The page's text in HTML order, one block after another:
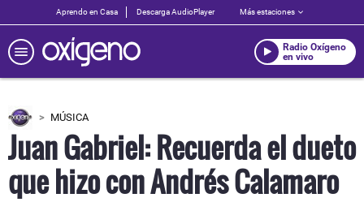
Aprendo en Casa Descarga AudioPlayer Más estaciones
Radio Oxígeno
en vivo
MÚSICA
Juan Gabriel: Recuerda el dueto
que hizo con Andrés Calamaro